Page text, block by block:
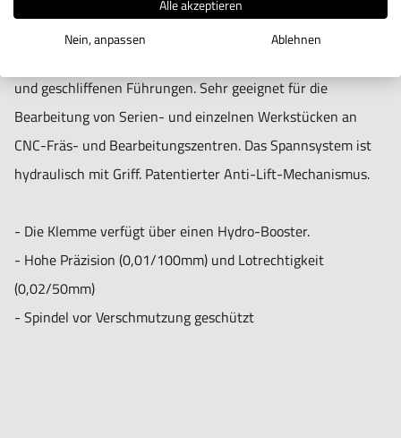
montiert werden. Mit Hebel links oder rechts erhältlich.
und geschliffenen Führungen. Sehr geeignet für die
Bearbeitung von Serien- und einzelnen Werkstücken an
CNC-Fräs- und Bearbeitungszentren. Das Spannsystem ist
hydraulisch mit Griff. Patentierter Anti-Lift-Mechanismus.
- Die Klemme verfügt über einen Hydro-Booster.
- Hohe Präzision (0,01/100mm) und Lotrechtigkeit
(0,02/50mm)
- Spindel vor Verschmutzung geschützt
Alle akzeptieren
Nein, anpassen
Ablehnen